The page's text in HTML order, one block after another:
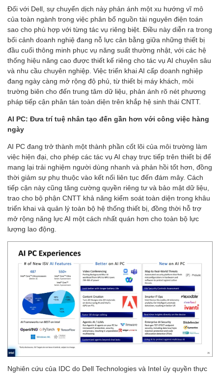
Đối với Dell, sự chuyển dịch này phản ánh một xu hướng vĩ mô
của toàn ngành trong việc phân bổ nguồn tài nguyên điện toán
sao cho phù hợp với từng tác vụ riêng biệt. Điều này diễn ra trong
bối cảnh doanh nghiệ đang nỗ lực cân bằng giữa những thiết bị
đầu cuối thông minh phục vụ năng suất thường nhật, với các hệ
thống hiệu năng cao được thiết kế riêng cho tác vụ AI chuyên sâu
và nhu cầu chuyên nghiệp. Việc triển khai AI cấp doanh nghiệp
đang ngày càng mở rộng độ phủ, từ thiết bị máy khách, môi
trường biên cho đến trung tâm dữ liệu, phản ánh rõ nét phương
pháp tiếp cận phân tán toàn diện trên khắp hệ sinh thái CNTT.
AI PC: Đưa trí tuệ nhân tạo đến gần hơn với công việc hàng
ngày
AI PC đang trở thành một thành phần cốt lõi của môi trường làm
việc hiện đại, cho phép các tác vụ AI chạy trực tiếp trên thiết bị để
mang lại trải nghiệm người dùng nhanh và phản hồi tốt hơn, đồng
thời giảm sự phụ thuộc vào kết nối liên tục đến đám mây. Cách
tiếp cận này cũng tăng cường quyền riêng tư và bảo mật dữ liệu,
trao cho bộ phận CNTT khả năng kiểm soát toàn diện trong khâu
triển khai và quản lý toàn bộ hệ thống thiết bị, đồng thời hỗ trợ
mở rộng năng lực AI một cách nhất quán hơn cho toàn bộ lực
lượng lao động.
Nghiên cứu của IDC do Dell Technologies và Intel ủy quyền thực